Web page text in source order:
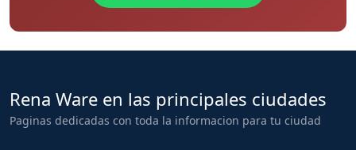
Rena Ware en las principales ciudades
Paginas dedicadas con toda la informacion para tu ciudad